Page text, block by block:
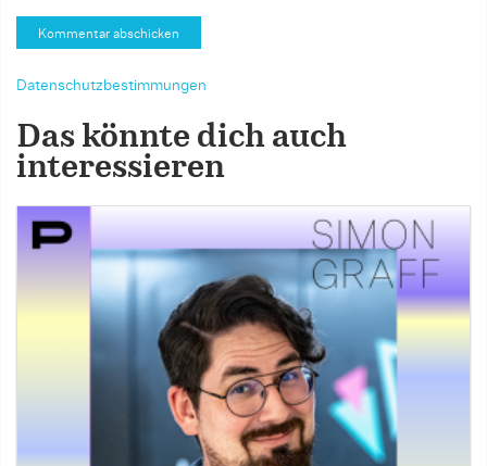
Datenschutzbestimmungen
Das könnte dich auch
interessieren